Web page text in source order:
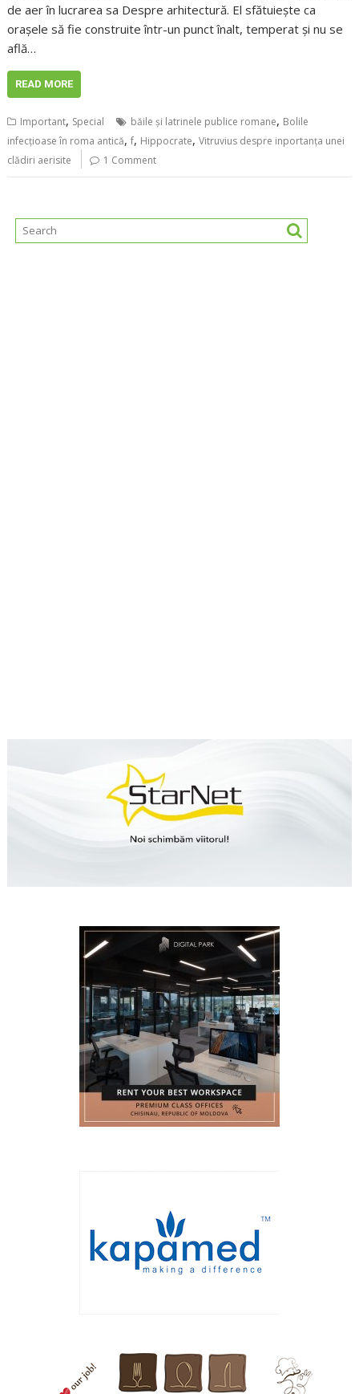
de aer în lucrarea sa Despre arhitectură. El sfătuiește ca
orașele să fie construite într-un punct înalt, temperat și nu se
află…
READ MORE
Important, Special băile și latrinele publice romane, Bolile
infecțioase în roma antică,f, Hippocrate,Vitruvius despre inportanța unei
clădiri aerisite
1 Comment